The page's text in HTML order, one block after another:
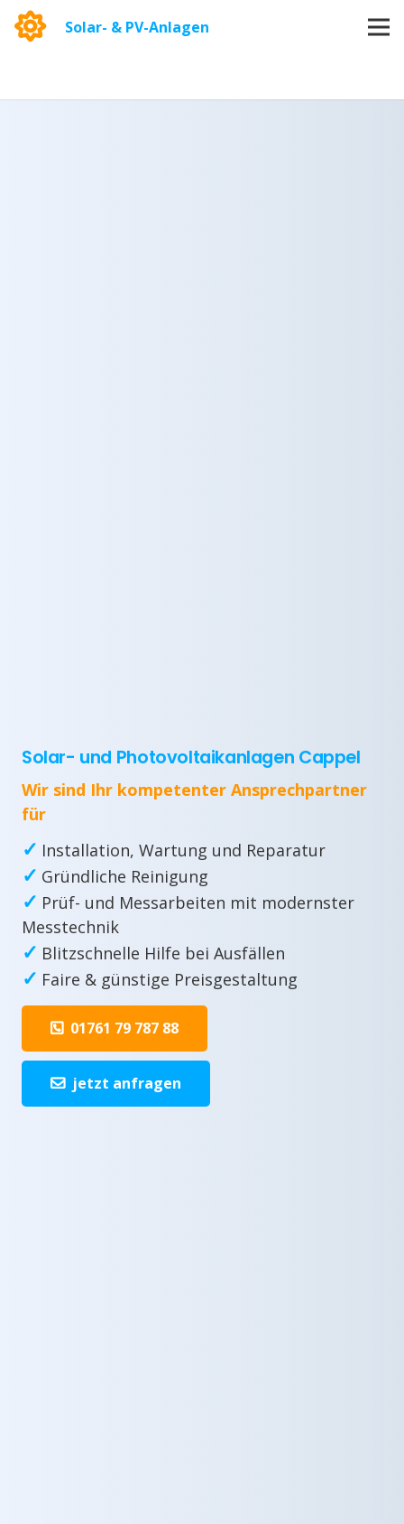
Solar- & PV-Anlagen
Solar- und Photovoltaikanlagen Cappel
Wir sind Ihr kompetenter Ansprechpartner
für
✓ Installation, Wartung und Reparatur
✓ Gründliche Reinigung
✓ Prüf- und Messarbeiten mit modernster
Messtechnik
✓ Blitzschnelle Hilfe bei Ausfällen
✓ Faire & günstige Preisgestaltung
01761 79 787 88
jetzt anfragen